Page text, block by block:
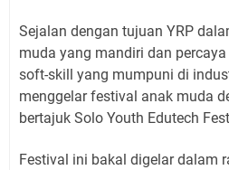
Sejalan dengan tujuan YRP
muda yang mandiri dan
soft-skill yang mumpuni di
menggelar festival anak muda
bertajuk Solo Youth Edutech
Festival ini bakal digelar dalam